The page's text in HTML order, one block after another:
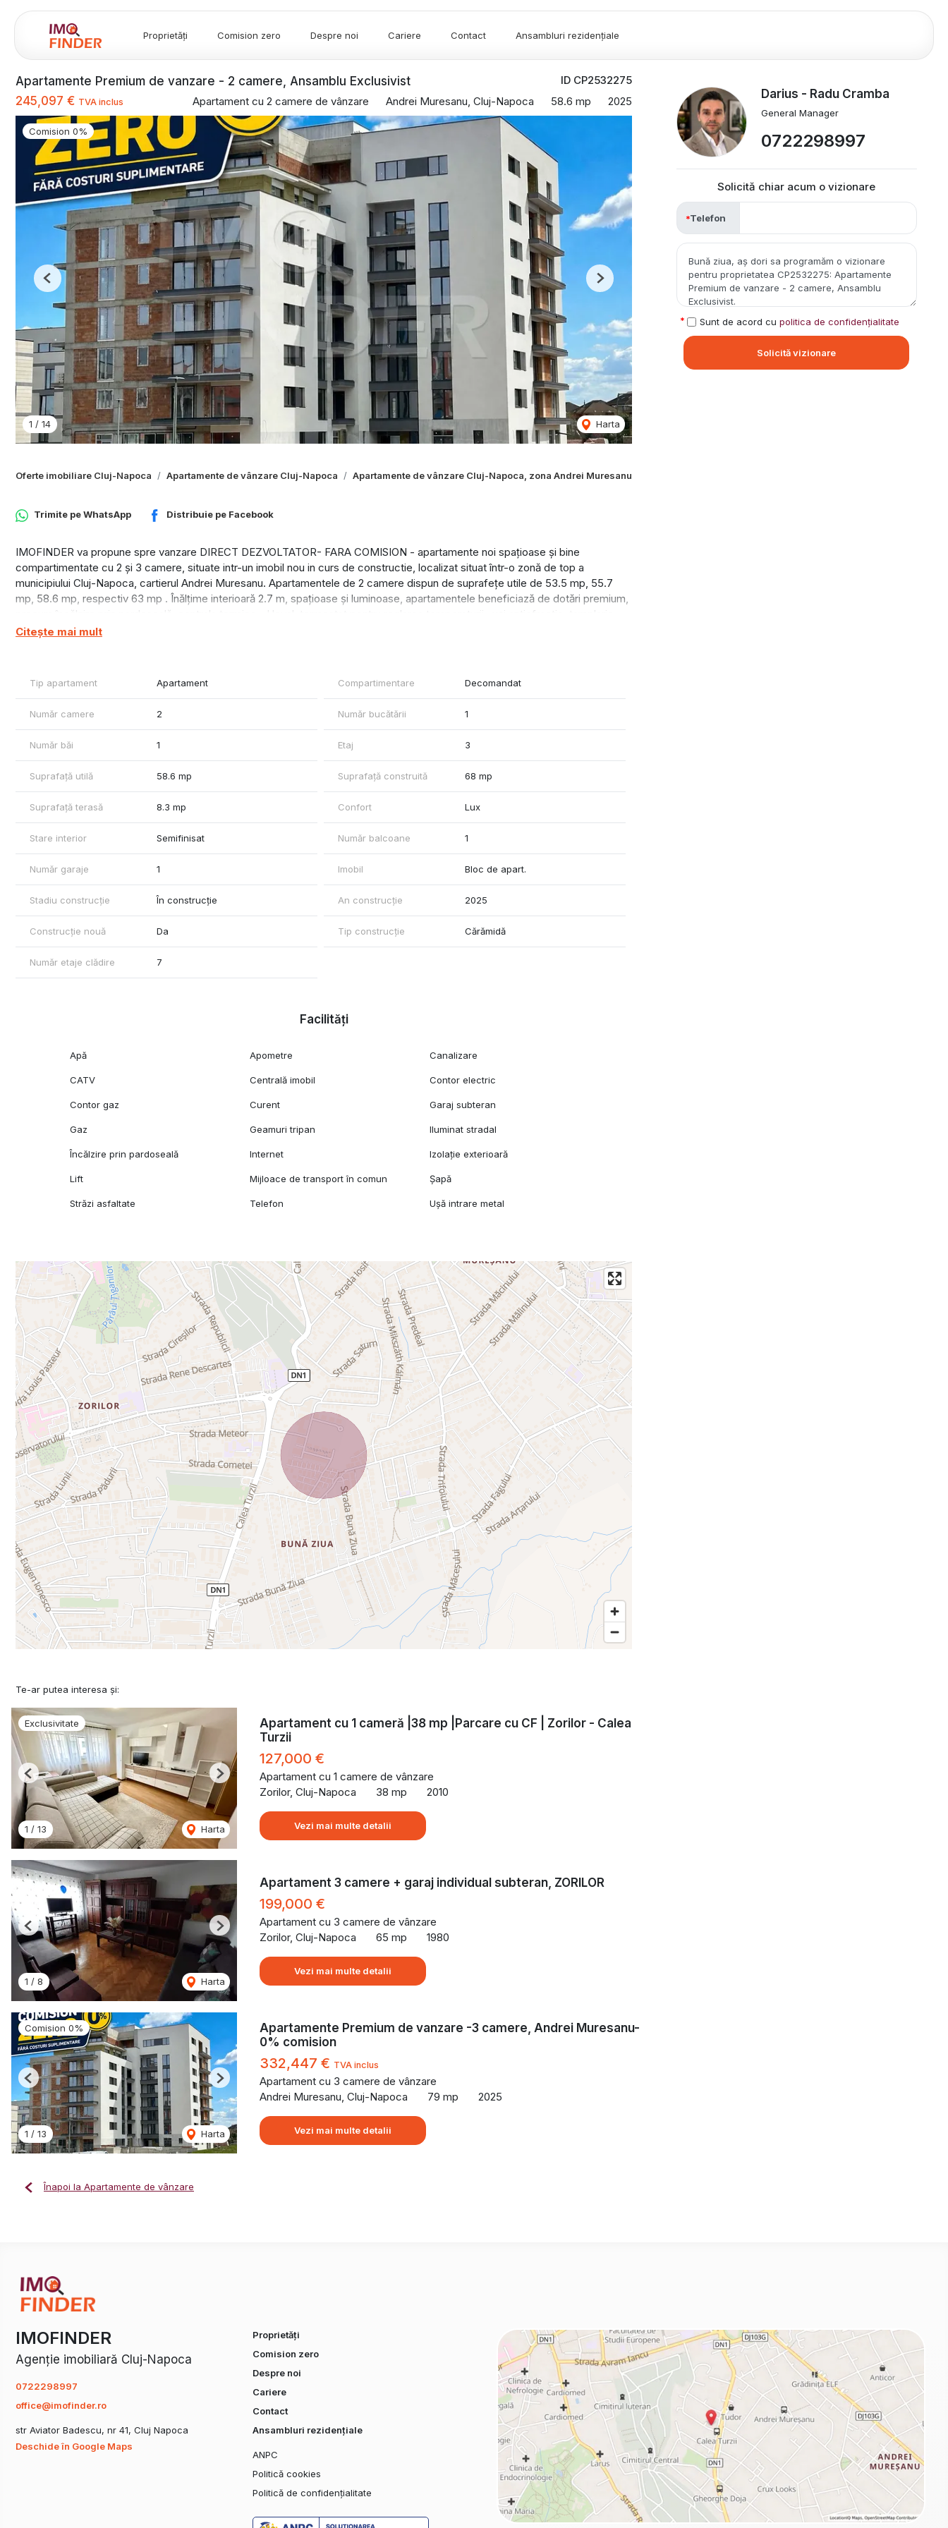
Proprietăți Comision zero Despre noi Cariere Contact Ansambluri rezidențiale
ID CP2532275
Apartamente Premium de vanzare - 2 camere, Ansamblu Exclusivist
245,097 € TVA inclus Apartament cu 2 camere de vânzare Andrei Muresanu, Cluj-Napoca 58.6 mp 2025
Comision 0%
1 / 14 Harta
Previous Next
Oferte imobiliare Cluj-Napoca Apartamente de vânzare Cluj-Napoca Apartamente de vânzare Cluj-Napoca, zona Andrei Muresanu
Trimite peWhatsApp Distribuie pe Facebook
IMOFINDER va propune spre vanzare DIRECT DEZVOLTATOR- FARA COMISION - apartamente noi spațioase și bine
compartimentate cu 2 și 3 camere, situate intr-un imobil nou in curs de constructie, localizat situat într-o zonă de top a
municipiului Cluj-Napoca, cartierul Andrei Muresanu. Apartamentele de 2 camere dispun de suprafețe utile de 53.5 mp, 55.7
mp, 58.6 mp, respectiv 63 mp . Înălțime interioară 2.7 m, spaţioase şi luminoase, apartamentele beneficiază de dotări premium,
marca Rehau 7 camere 3 sticle, lift , balustrazi balcoane din sticlă.
Parcare subterana 20.000 euro + tva
Citește mai mult
Tip apartament Apartament Compartimentare Decomandat
Număr camere 2 Număr bucătării 1
Număr băi 1 Etaj 3
Suprafață utilă 58.6 mp Suprafață construită 68 mp
Suprafață terasă 8.3 mp Confort Lux
Stare interior Semifinisat Număr balcoane 1
Număr garaje 1 Imobil Bloc de apart.
Stadiu construcție În construcție An construcție 2025
Construcție nouă Da Tip construcție Cărămidă
Număr etaje clădire 7
Facilități
Apă Apometre Canalizare
CATV Centrală imobil Contor electric
Contor gaz Curent Garaj subteran
Gaz Geamuri tripan Iluminat stradal
Încălzire prin pardoseală Internet Izolație exterioară
Lift Mijloace de transport în comun Șapă
Străzi asfaltate Telefon Ușă intrare metal
Darius - Radu Cramba
General Manager
0722298997
Solicită chiar acum o vizionare
Telefon
Sunt de acord cu politica de confidențialitate
Solicită vizionare
Te-ar putea interesa și:
Exclusivitate
1 / 13 Harta
Previous Next
Apartament cu 1 cameră |38 mp |Parcare cu CF | Zorilor - Calea
Turzii
127,000 €
Apartament cu 1 camere de vânzare
Zorilor, Cluj-Napoca
38 mp 2010
Vezi mai multe detalii
1 / 8 Harta
Previous Next
Apartament 3 camere + garaj individual subteran, ZORILOR
199,000 €
Apartament cu 3 camere de vânzare
Zorilor, Cluj-Napoca
65 mp 1980
Vezi mai multe detalii
Comision 0%
1 / 13 Harta
Previous Next
Apartamente Premium de vanzare -3 camere, Andrei Muresanu-
0% comision
332,447 € TVA inclus
Apartament cu 3 camere de vânzare
Andrei Muresanu, Cluj-Napoca
79 mp 2025
Vezi mai multe detalii
Înapoi la Apartamente de vânzare
IMOFINDER
Agenție imobiliară Cluj-Napoca
0722298997
office@imofinder.ro
str Aviator Badescu, nr 41, Cluj Napoca
Deschide în Google Maps
Proprietăți
Comision zero
Despre noi
Cariere
Contact
Ansambluri rezidențiale
ANPC
Politică cookies
Politică de confidențialitate